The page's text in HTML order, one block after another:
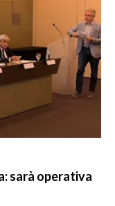
sarà operativa